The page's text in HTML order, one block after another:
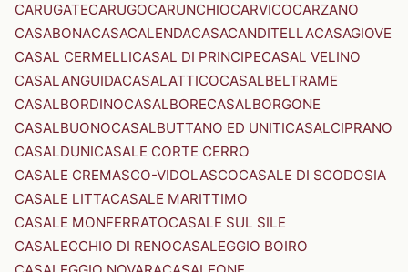
CARUGATECARUGOCARUNCHIOCARVICOCARZANO
CASABONACASACALENDACASACANDITELLACASAGIOVE
CASAL CERMELLICASAL DI PRINCIPECASAL VELINO
CASALANGUIDACASALATTICOCASALBELTRAME
CASALBORDINOCASALBORECASALBORGONE
CASALBUONOCASALBUTTANO ED UNITICASALCIPRANO
CASALDUNICASALE CORTE CERRO
CASALE CREMASCO-VIDOLASCOCASALE DI SCODOSIA
CASALE LITTACASALE MARITTIMO
CASALE MONFERRATOCASALE SUL SILE
CASALECCHIO DI RENOCASALEGGIO BOIRO